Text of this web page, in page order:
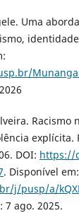
Uma
explícita.
DOI: https://
. Disponível em:
j/pusp/a/
7 ago. 2025.